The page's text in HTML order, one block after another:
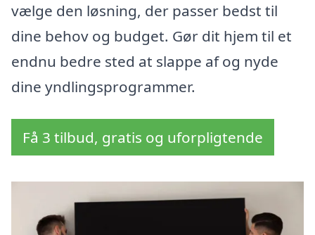
vælge den løsning, der passer bedst til
dine behov og budget. Gør dit hjem til et
endnu bedre sted at slappe af og nyde
dine yndlingsprogrammer.
Få 3 tilbud, gratis og uforpligtende